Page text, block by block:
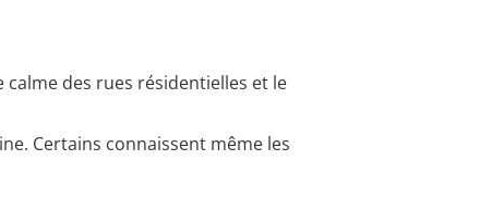
calme des rues résidentielles et le
Certains connaissent même les